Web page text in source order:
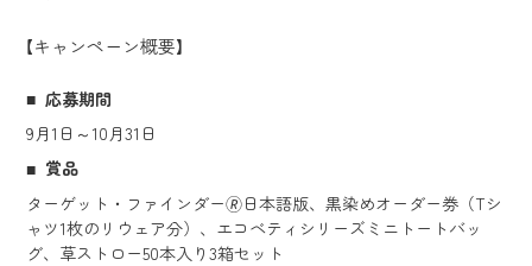
【キャンペーン概要】
応募期間
9月1日～10月31日
賞品
ターゲット・ファインダー🄬日本語版、黒染めオーダー券（Tシ
ャツ1枚のリウェア分）、エコベティシリーズミニトートバッ
グ、草ストロー50本入り3箱セット